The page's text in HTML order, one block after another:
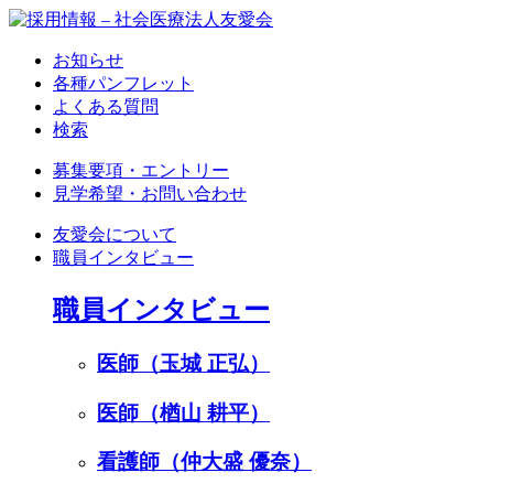
お知らせ
各種パンフレット
よくある質問
検索
募集要項・エントリー
見学希望・お問い合わせ
友愛会について
職員インタビュー
職員インタビュー
医師（玉城 正弘）
医師（楢山 耕平）
看護師（仲大盛 優奈）